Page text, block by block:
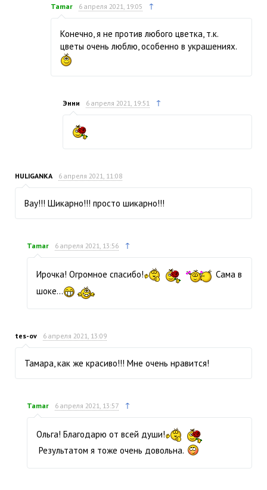
Tamar 6 апреля 2021, 19:05 ↑
Конечно, я не против любого цветка, т.к.
цветы очень люблю, особенно в украшениях.
Энни 6 апреля 2021, 19:51 ↑
HULIGANKA 6 апреля 2021, 11:08
Вау!!! Шикарно!!! просто шикарно!!!
Tamar 6 апреля 2021, 13:56 ↑
Ирочка! Огромное спасибо!
Сама в
шоке...
tes-ov 6 апреля 2021, 13:09
Тамара, как же красиво!!! Мне очень нравится!
Tamar 6 апреля 2021, 13:57 ↑
Ольга! Благодарю от всей души!
Результатом я тоже очень довольна.